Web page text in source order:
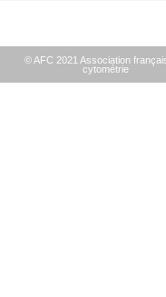
© AFC 2021 Association
cytométrie